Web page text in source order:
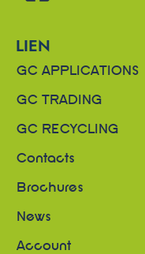
LIEN
GC APPLICATIONS
GC TRADING
GC RECYCLING
Contacts
Brochures
News
Account